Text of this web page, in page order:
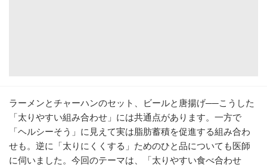
ラーメンとチャーハンのセット、ビールと唐揚げ──こうした
「太りやすい組み合わせ」には共通点があります。一方で
「ヘルシーそう」に見えて実は脂肪蓄積を促進する組み合わ
せも。逆に「太りにくくする」ためのひと品についても医師
に伺いました。今回のテーマは、「太りやすい食べ合わせ